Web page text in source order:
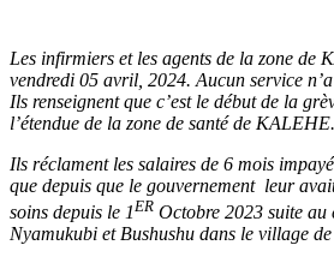
Les infirmiers et les agents de la zone de
vendredi 05 avril, 2024. Aucun service
Ils renseignent que c’est le début de la
l’étendue de la zone de santé de KALEHE.
Ils réclament les salaires de 6 mois
que depuis que le gouvernement leur
soins depuis le 1 ER Octobre 2023 suite au
Nyamukubi et Bushushu dans le village